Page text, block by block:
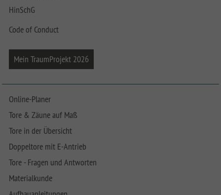
HinSchG
Code of Conduct
Mein TraumProjekt 2026
Online-Planer
Tore & Zäune auf Maß
Tore in der Übersicht
Doppeltore mit E-Antrieb
Tore - Fragen und Antworten
Materialkunde